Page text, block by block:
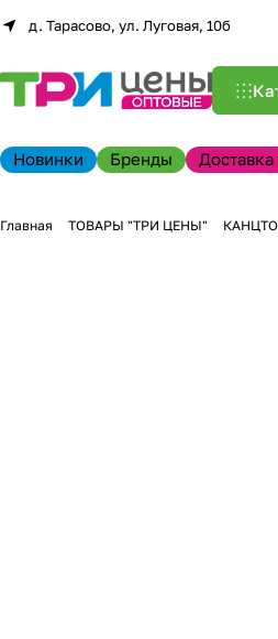
д. Тарасово, ул. Луговая, 10б
Новинки Бренды Доставка
Главная ТОВАРЫ "ТРИ ЦЕНЫ"